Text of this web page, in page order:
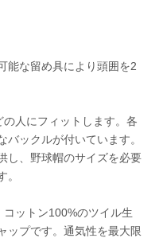
能な留め具により頭囲を2
の人にフィットします。各
ックルが付いています。
し、野球帽のサイズを必要
コットン100%のツイル生
ップです。通気性を最大限